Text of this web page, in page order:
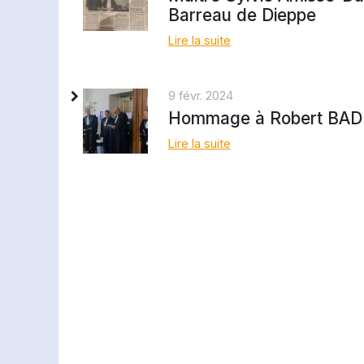
Barreau de Dieppe
Lire la suite
9 févr. 2024
Hommage à Robert
Lire la suite